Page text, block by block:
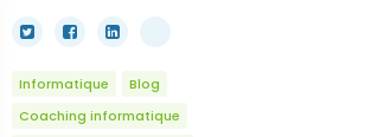
Informatique
Blog
Coaching informatique